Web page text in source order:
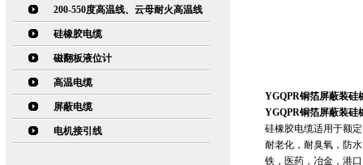
200-550度高温线、云母耐火高温线
硅橡胶电缆
磁翻板液位计
高温电缆
屏蔽电缆
电机接引线
YGQPR铜箔屏蔽装硅
YGQPR铜箔屏蔽装硅
硅橡胶电缆适用于额
耐老化，耐臭氧，防
铁，医药，冶金，港